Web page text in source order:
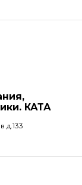
КАТА
д.133